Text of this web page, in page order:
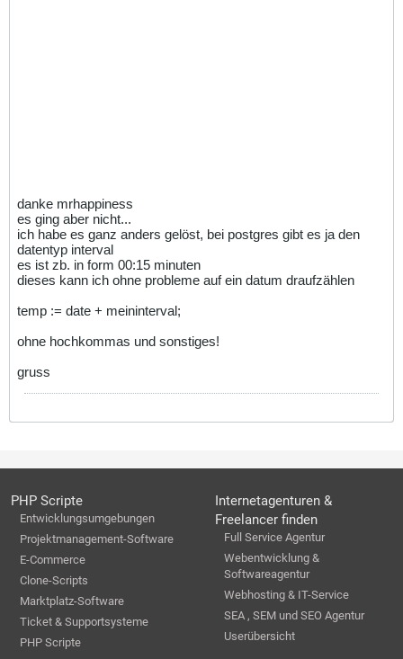
danke mrhappiness
es ging aber nicht...
ich habe es ganz anders gelöst, bei postgres gibt es ja den
datentyp interval
es ist zb. in form 00:15 minuten
dieses kann ich ohne probleme auf ein datum draufzählen
temp := date + meininterval;
ohne hochkommas und sonstiges!
gruss
PHP Scripte
Entwicklungsumgebungen
Projektmanagement-Software
E-Commerce
Clone-Scripts
Marktplatz-Software
Ticket & Supportsysteme
PHP Scripte
Internetagenturen &
Freelancer finden
Full Service Agentur
Webentwicklung &
Softwareagentur
Webhosting & IT-Service
SEA , SEM und SEO Agentur
Userübersicht